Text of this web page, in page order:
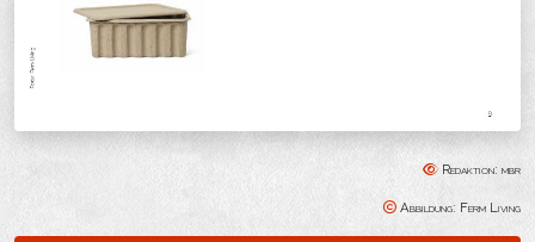
Redaktion: mbr
Abbildung: Ferm Living